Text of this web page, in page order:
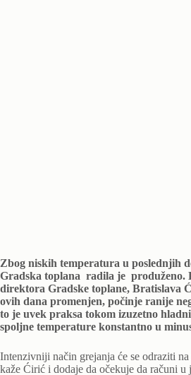
Zbog niskih temperatura u poslednjih
Gradska toplana radila je produženo.
direktora Gradske toplane, Bratislava
ovih dana promenjen, počinje ranije
to je uvek praksa tokom izuzetno
spoljne temperature konstantno u
Intenzivniji način grejanja će se odraziti
kaže Ćirić i dodaje da očekuje da računi u